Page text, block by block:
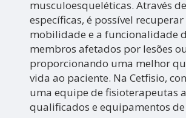
musculoesqueléticas. Através
específicas, é possível recuperar
mobilidade e a funcionalidade
membros afetados por lesões
proporcionando uma melhor
vida ao paciente. Na Cetfisio,
uma equipe de fisioterapeutas
qualificados e equipamentos